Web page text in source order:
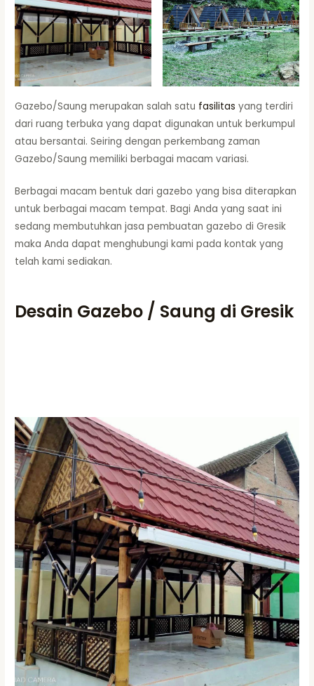
Gazebo/Saung merupakan salah satu fasilitas yang terdiri
dari ruang terbuka yang dapat digunakan untuk berkumpul
atau bersantai. Seiring dengan perkembang zaman
Gazebo/Saung memiliki berbagai macam variasi.
Berbagai macam bentuk dari gazebo yang bisa diterapkan
untuk berbagai macam tempat. Bagi Anda yang saat ini
sedang membutuhkan jasa pembuatan gazebo di Gresik
maka Anda dapat menghubungi kami pada kontak yang
telah kami sediakan.
Desain Gazebo / Saung di Gresik